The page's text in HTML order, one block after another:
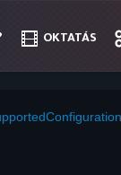
OKTATÁS
OKTATÁS